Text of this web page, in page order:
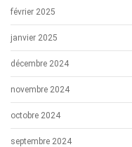
février 2025
janvier 2025
décembre 2024
novembre 2024
octobre 2024
septembre 2024